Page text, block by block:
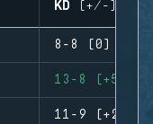
KD (+/-)
8-8 (0)
13-8 (+5)
11-9 (+2)